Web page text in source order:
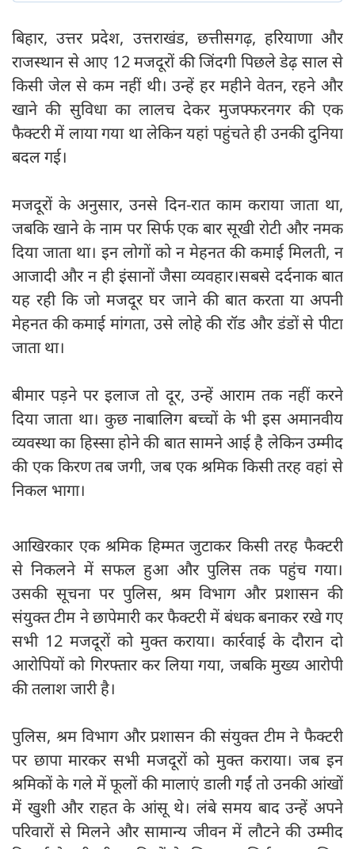
बिहार, उत्तर प्रदेश, उत्तराखंड, छत्तीसगढ़, हरियाणा और
राजस्थान से आए 12 मजदूरों की जिंदगी पिछले डेढ़ साल से
किसी जेल से कम नहीं थी। उन्हें हर महीने वेतन, रहने और
खाने की सुविधा का लालच देकर मुजफ्फरनगर की एक
फैक्‍टरी में लाया गया था लेकिन यहां पहुंचते ही उनकी दुनिया
बदल गई।
मजदूरों के अनुसार, उनसे दिन-रात काम कराया जाता था,
जबकि खाने के नाम पर सिर्फ एक बार सूखी रोटी और नमक
दिया जाता था। इन लोगों को न मेहनत की कमाई मिलती, न
आजादी और न ही इंसानों जैसा व्यवहार।सबसे दर्दनाक बात
यह रही कि जो मजदूर घर जाने की बात करता या अपनी
मेहनत की कमाई मांगता, उसे लोहे की रॉड और डंडों से पीटा
जाता था।
बीमार पड़ने पर इलाज तो दूर, उन्हें आराम तक नहीं करने
दिया जाता था। कुछ नाबालिग बच्चों के भी इस अमानवीय
व्यवस्था का हिस्सा होने की बात सामने आई है लेकिन उम्मीद
की एक किरण तब जगी, जब एक श्रमिक किसी तरह वहां से
निकल भागा।
आखिरकार एक श्रमिक हिम्मत जुटाकर किसी तरह फैक्‍टरी
से निकलने में सफल हुआ और पुलिस तक पहुंच गया।
उसकी सूचना पर पुलिस, श्रम विभाग और प्रशासन की
संयुक्त टीम ने छापेमारी कर फैक्‍टरी में बंधक बनाकर रखे गए
सभी 12 मजदूरों को मुक्त कराया। कार्रवाई के दौरान दो
आरोपियों को गिरफ्तार कर लिया गया, जबकि मुख्य आरोपी
की तलाश जारी है।
पुलिस, श्रम विभाग और प्रशासन की संयुक्त टीम ने फैक्‍टरी
पर छापा मारकर सभी मजदूरों को मुक्त कराया। जब इन
श्रमिकों के गले में फूलों की मालाएं डाली गईं तो उनकी आंखों
में खुशी और राहत के आंसू थे। लंबे समय बाद उन्हें अपने
परिवारों से मिलने और सामान्य जीवन में लौटने की उम्मीद